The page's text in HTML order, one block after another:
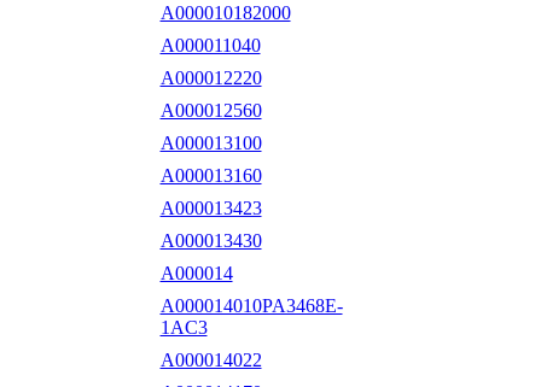
A000010182000
A000011040
A000012220
A000012560
A000013100
A000013160
A000013423
A000013430
A000014
A000014010PA3468E-
1AC3
A000014022